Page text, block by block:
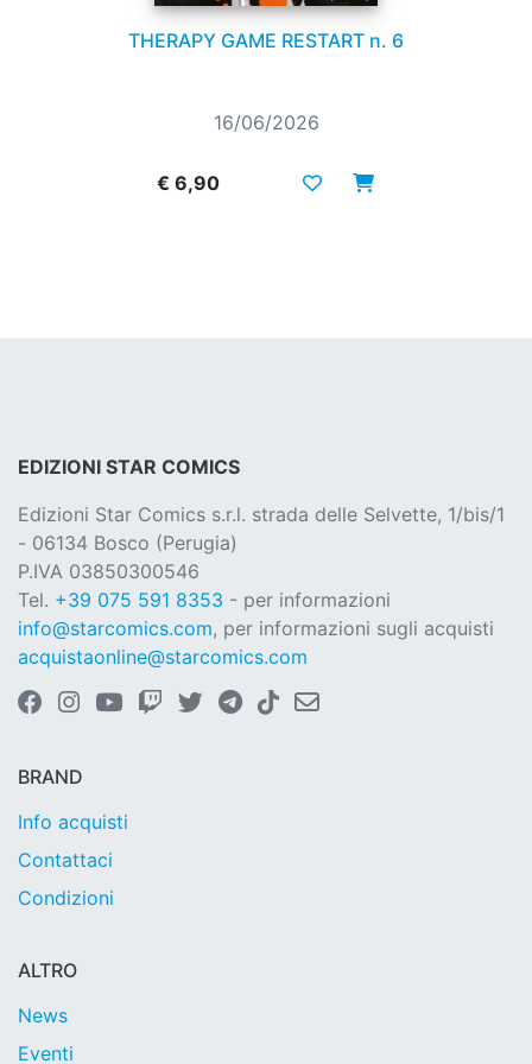
THERAPY GAME RESTART n. 6
16/06/2026
€ 6,90
EDIZIONI STAR COMICS
Edizioni Star Comics s.r.l. strada delle Selvette, 1/bis/1
- 06134 Bosco (Perugia)
P.IVA 03850300546
Tel. +39 075 591 8353 - per informazioni
info@starcomics.com, per informazioni sugli acquisti
acquistaonline@starcomics.com
BRAND
Info acquisti
Contattaci
Condizioni
ALTRO
News
Eventi